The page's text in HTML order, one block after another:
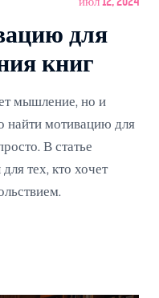
июл 12, 2024
для
книг
мышление, но и
найти мотивацию для
В статье
тех, кто хочет